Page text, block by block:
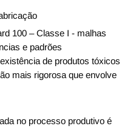
100 – Classe I - malhas
e padrões
de produtos tóxicos
mais rigorosa que envolve
no processo produtivo é